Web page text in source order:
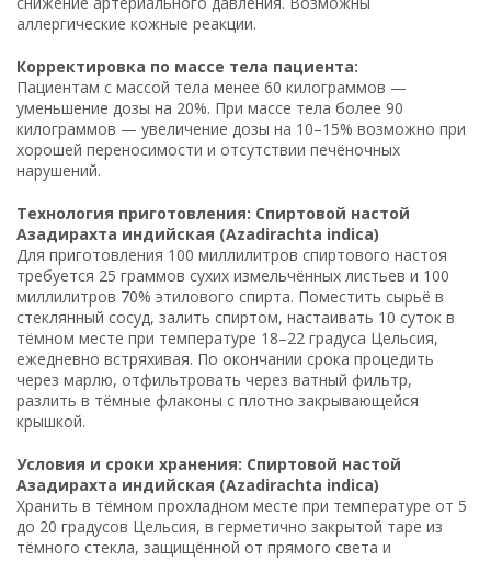
аллергические кожные реакции.
Корректировка по массе тела пациента:
Пациентам с массой тела менее 60 килограммов —
уменьшение дозы на 20%. При массе тела более 90
килограммов — увеличение дозы на 10–15% возможно при
хорошей переносимости и отсутствии печёночных
нарушений.
Технология приготовления: Спиртовой настой
Азадирахта индийская (Azadirachta indica)
Для приготовления 100 миллилитров спиртового настоя
требуется 25 граммов сухих измельчённых листьев и 100
миллилитров 70% этилового спирта. Поместить сырьё в
стеклянный сосуд, залить спиртом, настаивать 10 суток в
тёмном месте при температуре 18–22 градуса Цельсия,
ежедневно встряхивая. По окончании срока процедить
через марлю, отфильтровать через ватный фильтр,
разлить в тёмные флаконы с плотно закрывающейся
крышкой.
Условия и сроки хранения: Спиртовой настой
Азадирахта индийская (Azadirachta indica)
Хранить в тёмном прохладном месте при температуре от 5
до 20 градусов Цельсия, в герметично закрытой таре из
тёмного стекла, защищённой от прямого света и